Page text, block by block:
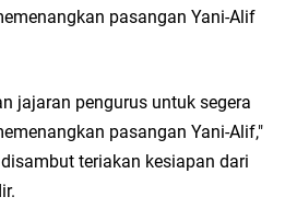
Riduan Sampaikan Doa dan Harapan di
Muharram 1448 H: Pesan Hijrah Drs. H.
pasangan Yani-Alif
jajaran pengurus untuk segera
pasangan Yani-Alif,"
teriakan kesiapan dari